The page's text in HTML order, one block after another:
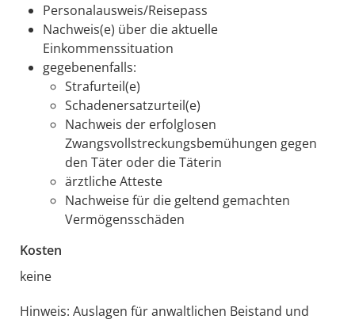
Personalausweis/Reisepass
Nachweis(e) über die aktuelle
Einkommenssituation
gegebenenfalls:
Strafurteil(e)
Schadenersatzurteil(e)
Nachweis der erfolglosen
Zwangsvollstreckungsbemühungen gegen
den Täter oder die Täterin
ärztliche Atteste
Nachweise für die geltend gemachten
Vermögensschäden
Kosten
keine
Hinweis: Auslagen für anwaltlichen Beistand und